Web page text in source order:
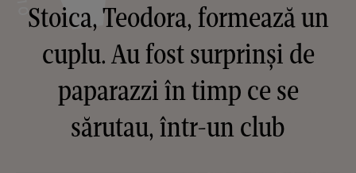
Stoica, Teodora, formează un
cuplu. Au fost surprinși de
paparazzi în timp ce se
sărutau, într-un club